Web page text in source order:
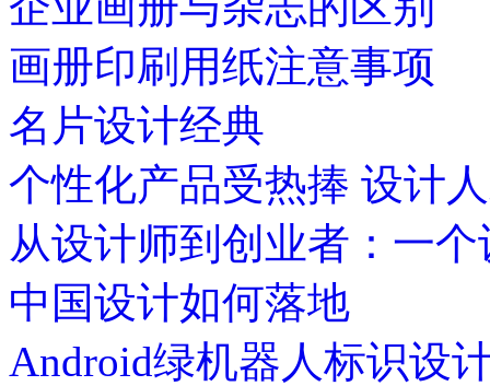
画册印刷用纸注意事项
名片设计经典
个性化产品受热捧 设计
从设计师到创业者：一
中国设计如何落地
Android绿机器人标识设